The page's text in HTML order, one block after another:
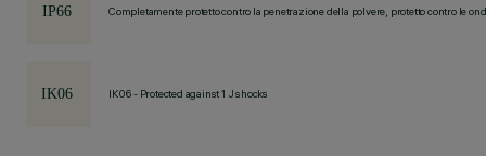
Completamente protetto contro la penetrazione della polvere, protetto contro le
IK06 - Protected against 1 J shocks